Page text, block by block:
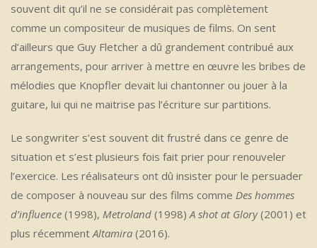
souvent dit qu’il ne se considérait pas complètement
comme un compositeur de musiques de films. On sent
d’ailleurs que Guy Fletcher a dû grandement contribué aux
arrangements, pour arriver à mettre en œuvre les bribes de
mélodies que Knopfler devait lui chantonner ou jouer à la
guitare, lui qui ne maitrise pas l’écriture sur partitions.
Le songwriter s’est souvent dit frustré dans ce genre de
situation et s’est plusieurs fois fait prier pour renouveler
l’exercice. Les réalisateurs ont dû insister pour le persuader
de composer à nouveau sur des films comme Des hommes
d’influence (1998), Metroland (1998) A shot at Glory(2001) et
plus récemment Altamira (2016).